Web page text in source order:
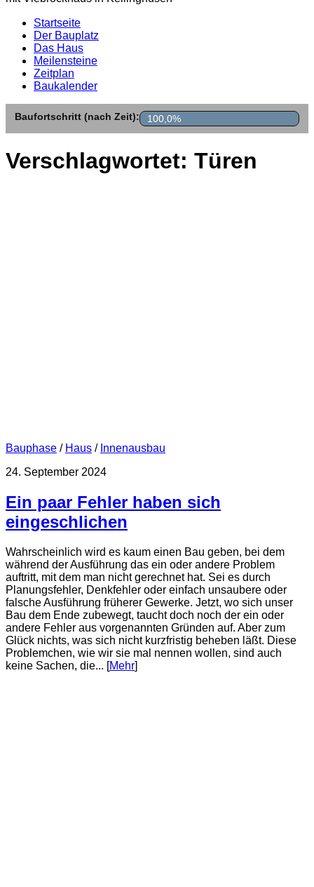
Startseite
Der Bauplatz
Das Haus
Meilensteine
Zeitplan
Baukalender
Baufortschritt (nach Zeit): 100,0%
Verschlagwortet: Türen
Bauphase / Haus / Innenausbau
24. September 2024
Ein paar Fehler haben sich
eingeschlichen
Wahrscheinlich wird es kaum einen Bau geben, bei dem
während der Ausführung das ein oder andere Problem
auftritt, mit dem man nicht gerechnet hat. Sei es durch
Planungsfehler, Denkfehler oder einfach unsaubere oder
falsche Ausführung früherer Gewerke. Jetzt, wo sich unser
Bau dem Ende zubewegt, taucht doch noch der ein oder
andere Fehler aus vorgenannten Gründen auf. Aber zum
Glück nichts, was sich nicht kurzfristig beheben läßt. Diese
Problemchen, wie wir sie mal nennen wollen, sind auch
keine Sachen, die... [Mehr]